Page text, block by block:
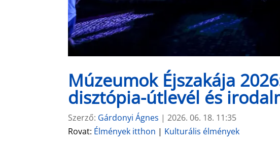
Múzeumok Éjszakája
disztópia-útlevél és
Szerző: Gárdonyi Ágnes |2026. 06. 18. 11:35
Rovat: Élmények itthon | Kulturális élmények